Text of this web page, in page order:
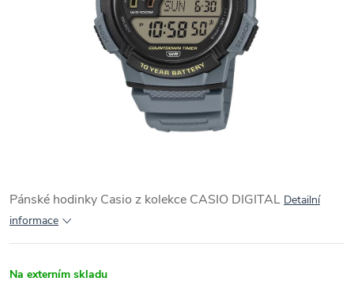
Pánské hodinky Casio z kolekce CASIO DIGITAL Detailní
informace
Na externím skladu